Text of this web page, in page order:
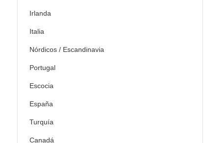
Irlanda
Italia
Nórdicos / Escandinavia
Portugal
Escocia
España
Turquía
Canadá